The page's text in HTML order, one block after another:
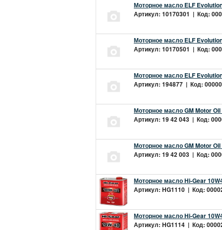
Моторное масло ELF
Артикул: 10170301 | Код:
Моторное масло ELF
Артикул: 10170501 | Код:
Моторное масло ELF
Артикул: 194877 | Код:
Моторное масло GM Motor Oil
Артикул: 19 42 043 | Код:
Моторное масло GM Motor
Артикул: 19 42 003 | Код:
Моторное масло Hi-Gear
Артикул: HG1110 | Код:
Моторное масло Hi-Gear
Артикул: HG1114 | Код: